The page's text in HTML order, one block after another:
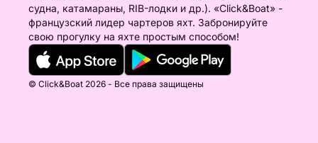
судна, катамараны, RIB-лодки и др.). «Click&Boat» -
французский лидер чартеров яхт. Забронируйте
свою прогулку на яхте простым способом!
© Click&Boat 2026 - Все права защищены